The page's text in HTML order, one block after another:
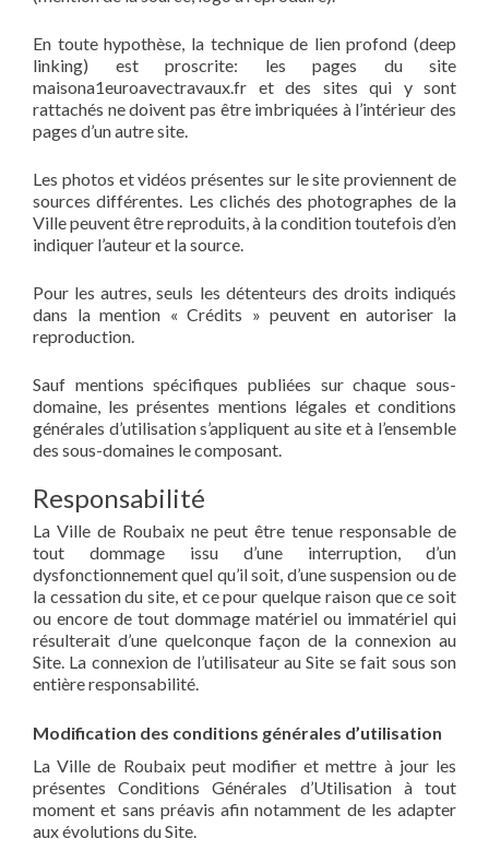
En toute hypothèse, la technique de lien profond (deep
linking) est proscrite: les pages du site
maisona1euroavectravaux.fr et des sites qui y sont
rattachés ne doivent pas être imbriquées à l’intérieur des
pages d’un autre site.
Les photos et vidéos présentes sur le site proviennent de
sources différentes. Les clichés des photographes de la
Ville peuvent être reproduits, à la condition toutefois d’en
indiquer l’auteur et la source.
Pour les autres, seuls les détenteurs des droits indiqués
dans la mention « Crédits » peuvent en autoriser la
reproduction.
Sauf mentions spécifiques publiées sur chaque sous-
domaine, les présentes mentions légales et conditions
générales d’utilisation s’appliquent au site et à l’ensemble
des sous-domaines le composant.
Responsabilité
La Ville de Roubaix ne peut être tenue responsable de
tout dommage issu d’une interruption, d’un
dysfonctionnement quel qu’il soit, d’une suspension ou de
la cessation du site, et ce pour quelque raison que ce soit
ou encore de tout dommage matériel ou immatériel qui
résulterait d’une quelconque façon de la connexion au
Site. La connexion de l’utilisateur au Site se fait sous son
entière responsabilité.
Modification des conditions générales d’utilisation
La Ville de Roubaix peut modifier et mettre à jour les
présentes Conditions Générales d’Utilisation à tout
moment et sans préavis afin notamment de les adapter
aux évolutions du Site.